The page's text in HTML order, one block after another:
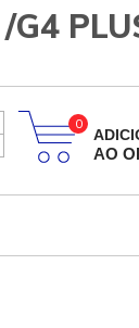
G4
AO